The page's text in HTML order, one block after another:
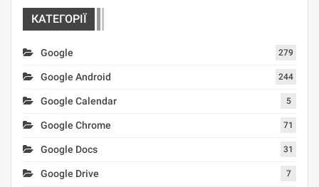
КАТЕГОРІЇ
Google 279
Google Android 244
Google Calendar 5
Google Chrome 71
Google Docs 31
Google Drive 7